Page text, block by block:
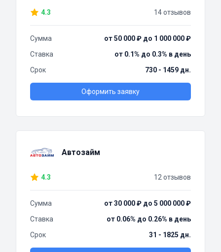
4.3 14 отзывов
Сумма
от 50 000 ₽ до 1 000 000 ₽
Ставка
от 0.1% до 0.3% в день
Срок
730 - 1459 дн.
Оформить заявку
Автозайм
4.3 12 отзывов
Сумма
от 30 000 ₽ до 5 000 000 ₽
Ставка
от 0.06% до 0.26% в день
Срок
31 - 1825 дн.